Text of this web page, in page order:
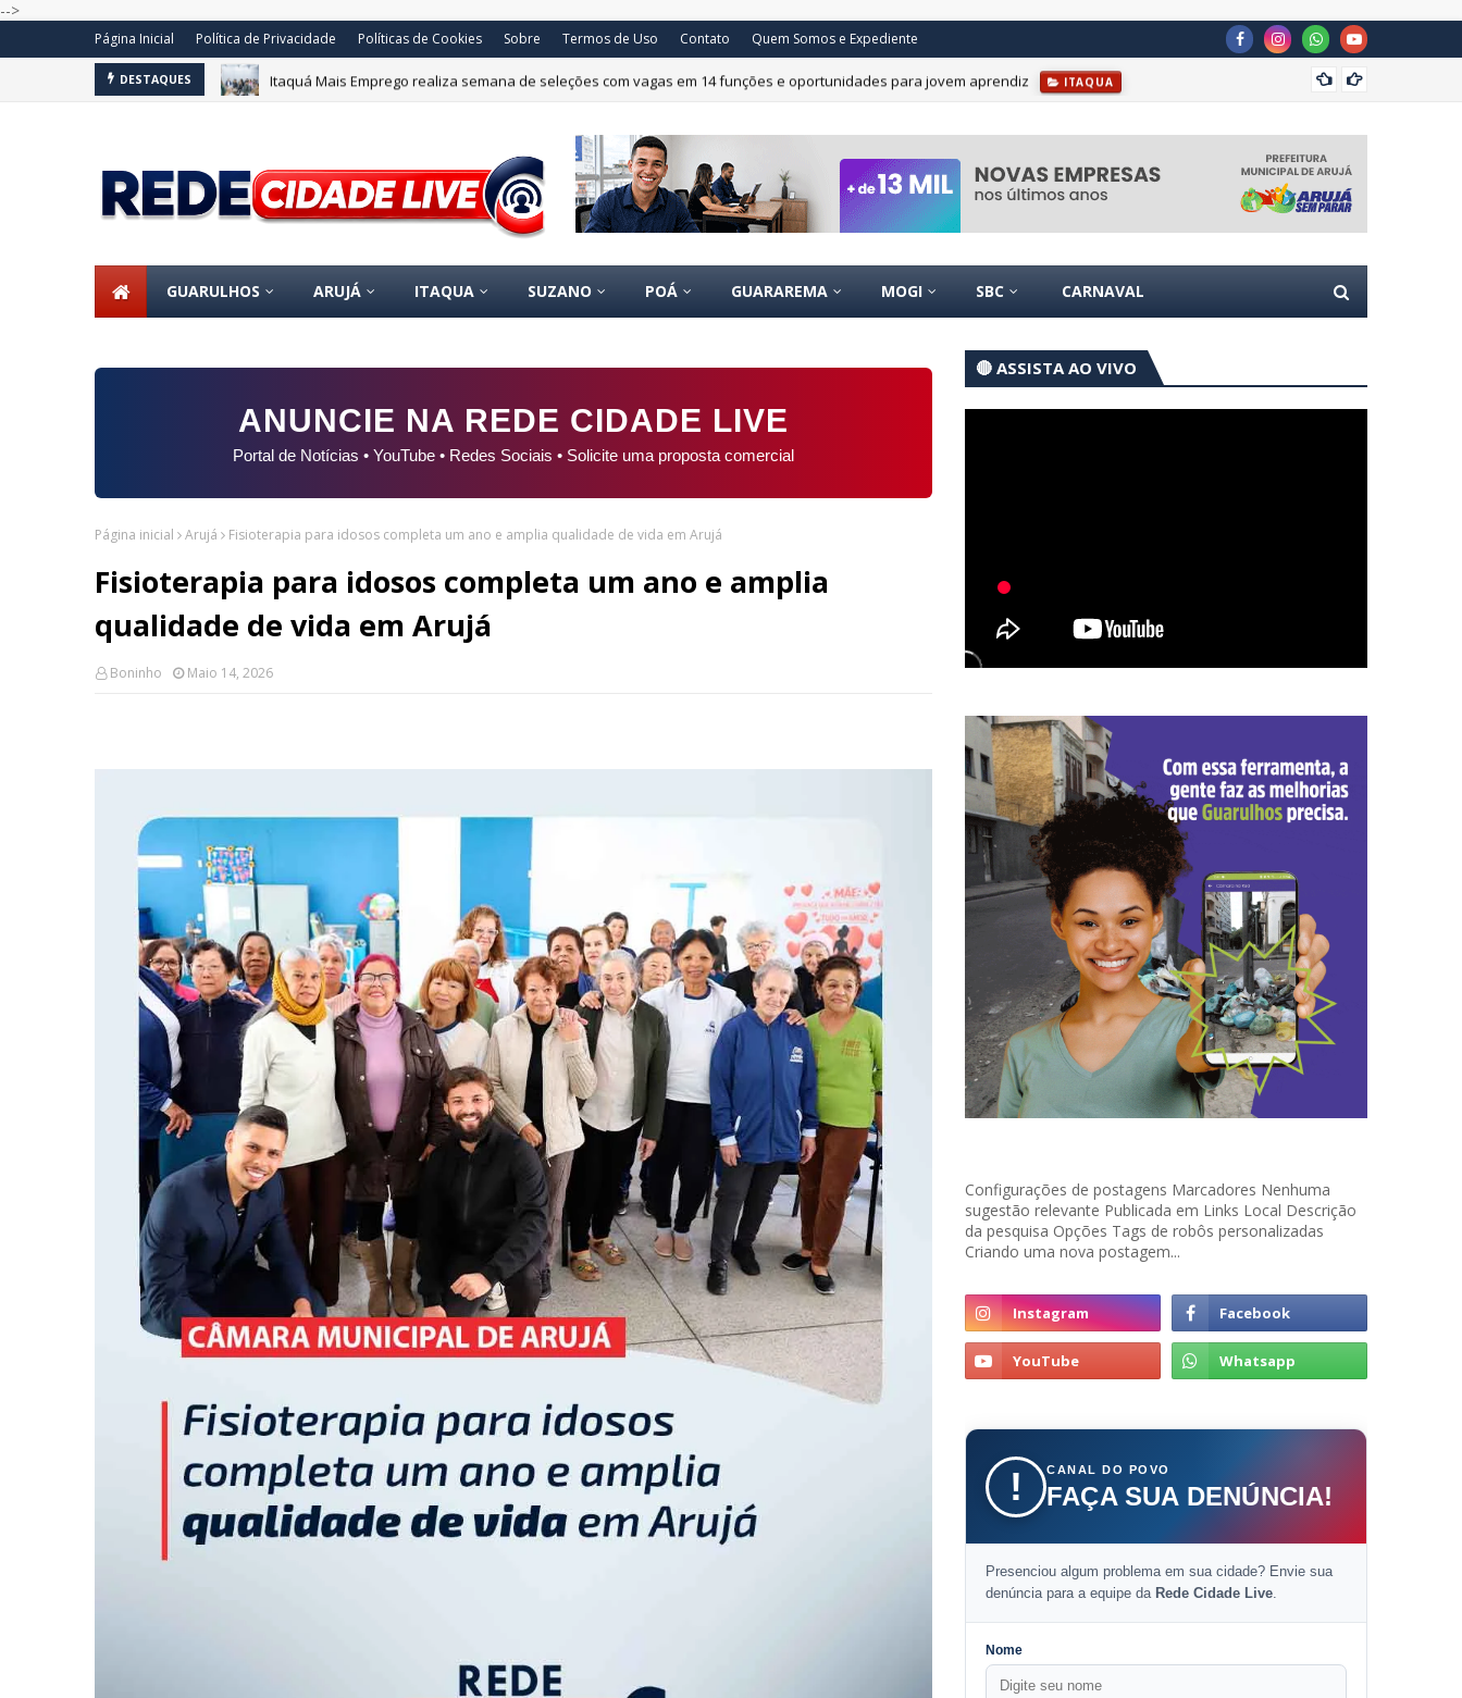
-->
Página Inicial Política de Privacidade Políticas de Cookies Sobre Termos de Uso Contato Quem Somos e Expediente
DESTAQUES Itaquá Mais Emprego realiza semana de seleções com vagas em 14 funções e oportunidades para jovem aprendiz ITAQUA
GUARULHOS ARUJÁ ITAQUA SUZANO POÁ GUARAREMA MOGI SBC CARNAVAL
ANUNCIE NA REDE CIDADE LIVE
Portal de Notícias • YouTube • Redes Sociais • Solicite uma proposta comercial
Página inicial Arujá Fisioterapia para idosos completa um ano e amplia qualidade de vida em Arujá
Fisioterapia para idosos completa um ano e amplia
qualidade de vida em Arujá
Boninho Maio 14, 2026
🔴 ASSISTA AO VIVO
Configurações de postagens Marcadores Nenhuma
sugestão relevante Publicada em Links Local Descrição
da pesquisa Opções Tags de robôs personalizadas
Criando uma nova postagem...
! CANAL DO POVO
FAÇA SUA DENÚNCIA!
Presenciou algum problema em sua cidade? Envie sua
denúncia para a equipe da Rede Cidade Live.
Nome